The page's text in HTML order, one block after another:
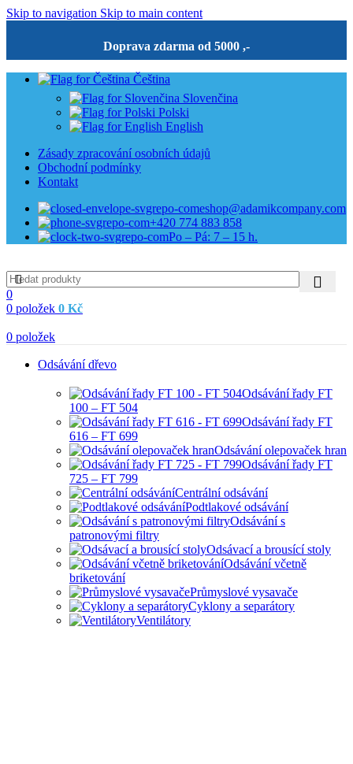
Skip to navigation Skip to main content
Doprava zdarma od 5000 ,-
Čeština
Slovenčina
Polski
English
Zásady zpracování osobních údajů
Obchodní podmínky
Kontakt
eshop@adamikcompany.com
+420 774 883 858
Po – Pá: 7 – 15 h.
0
0 položek 0 Kč
0 položek
Odsávání dřevo
Odsávání řady FT
100 – FT 504
Odsávání řady FT
616 – FT 699
Odsávání olepovaček hran
Odsávání řady FT
725 – FT 799
Centrální odsávání
Podtlakové odsávání
Odsávání s
patronovými filtry
Odsávací a brousící stoly
Odsávání včetně
briketování
Průmyslové vysavače
Cyklony a separátory
Ventilátory